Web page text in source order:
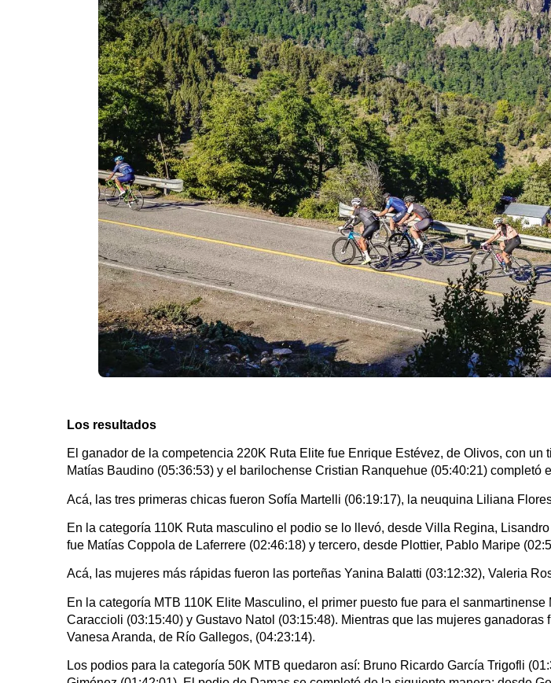
Los resultados
El ganador de la competencia 220K Ruta Elite fue Enrique Estévez, de Olivos, con
Matías Baudino (05:36:53) y el barilochense Cristian Ranquehue (05:40:21) completó
Acá, las tres primeras chicas fueron Sofía Martelli (06:19:17), la neuquina Liliana
En la categoría 110K Ruta masculino el podio se lo llevó, desde Villa Regina,
fue Matías Coppola de Laferrere (02:46:18) y tercero, desde Plottier, Pablo Maripe
Acá, las mujeres más rápidas fueron las porteñas Yanina Balatti (03:12:32), Valeria
En la categoría MTB 110K Elite Masculino, el primer puesto fue para el
Caraccioli (03:15:40) y Gustavo Natol (03:15:48). Mientras que las mujeres
Vanesa Aranda, de Río Gallegos, (04:23:14).
Los podios para la categoría 50K MTB quedaron así: Bruno Ricardo García Trigofli